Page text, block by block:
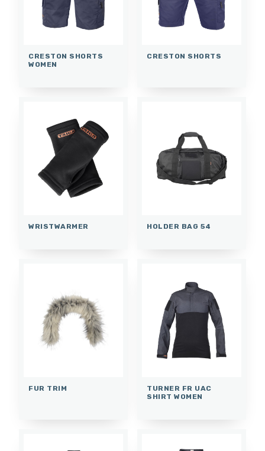
CRESTON SHORTS
WOMEN
CRESTON SHORTS
WRISTWARMER HOLDER BAG 54
FUR TRIM
TURNER FR UAC
SHIRT WOMEN